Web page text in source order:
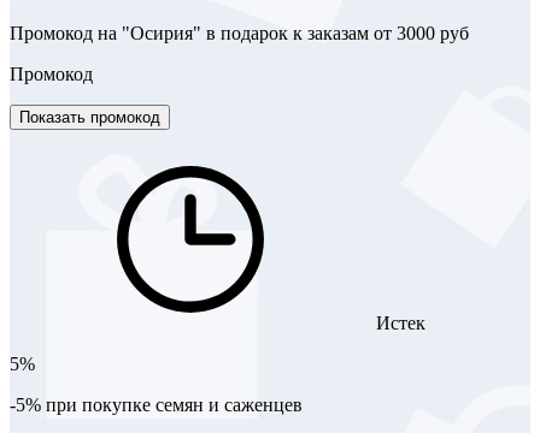
Промокод на "Осирия" в подарок к заказам от 3000 руб
Промокод
Показать промокод
Истек
5%
-5% при покупке семян и саженцев